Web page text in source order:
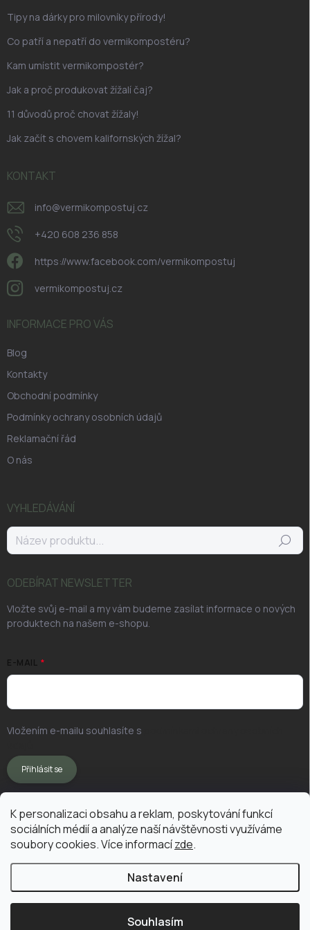
K personalizaci obsahu a reklam, poskytování funkcí
sociálních médií a analýze naší návštěvnosti využíváme
soubory cookies. Více informacízde.
Nastavení
Souhlasím
Tipy na dárky pro milovníky přírody!
Co patří a nepatří do vermikompostéru?
Kam umístit vermikompostér?
Jak a proč produkovat žížalí čaj?
11 důvodů proč chovat žížaly!
Jak začít s chovem kalifornských žížal?
KONTAKT
info@vermikompostuj.cz
+420 608 236 858
https://www.facebook.com/vermikompostuj
vermikompostuj.cz
INFORMACE PRO VÁS
Blog
Kontakty
Obchodní podmínky
Podmínky ochrany osobních údajů
Reklamační řád
O nás
VYHLEDÁVÁNÍ
Hledat
ODEBÍRAT NEWSLETTER
Vložte svůj e-mail a my vám budeme zasílat informace o nových
produktech na našem e-shopu.
E-MAIL
Vložením e-mailu souhlasíte s
Přihlásit se
Copyright 2026Vermikompostuj.cz. Všechna práva vyhrazena.Upravit
nastavení cookies